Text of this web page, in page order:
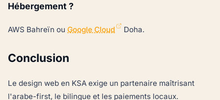
Hébergement ?
AWS Bahreïn ou Google Cloud Doha.
Conclusion
Le design web en KSA exige un partenaire maîtrisant
l'arabe-first, le bilingue et les paiements locaux.